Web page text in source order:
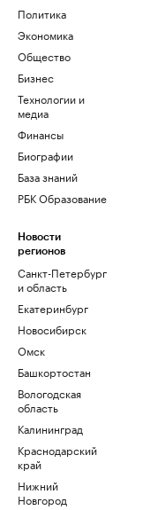
Политика
Экономика
Общество
Бизнес
Технологии и
медиа
Финансы
Биографии
База знаний
РБК Образование
Новости
регионов
Санкт-Петербург
и область
Екатеринбург
Новосибирск
Омск
Башкортостан
Вологодская
область
Калининград
Краснодарский
край
Нижний
Новгород